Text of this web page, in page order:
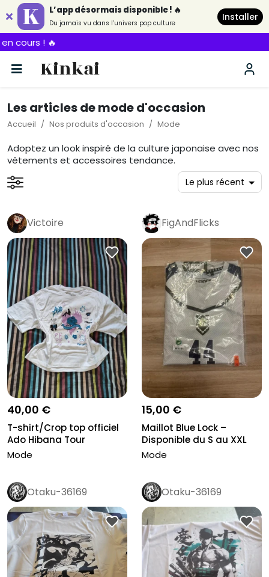
L’app désormais disponible ! 🔥
Du jamais vu dans l’univers pop culture
Installer
Kinkai
Les articles de mode d'occasion
Accueil Nos produits d'occasion Mode
Adoptez un look inspiré de la culture japonaise avec nos
vêtements et accessoires tendance.
Victoire
40,00 €
T-shirt/Crop top officiel
Ado Hibana Tour
Mode
FigAndFlicks
15,00 €
Maillot Blue Lock –
Disponible du S au XXL
Mode
Otaku-36169 Otaku-36169